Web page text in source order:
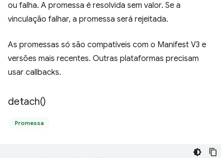
ou falha. A promessa é resolvida sem valor. Se a
vinculação falhar, a promessa será rejeitada.
As promessas só são compatíveis com o Manifest V3 e
versões mais recentes. Outras plataformas precisam
usar callbacks.
detach()
Promessa